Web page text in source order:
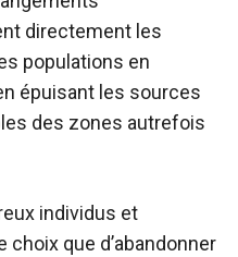
directement les
populations en
épuisant les sources
des zones autrefois
individus et
choix que d’abandonner